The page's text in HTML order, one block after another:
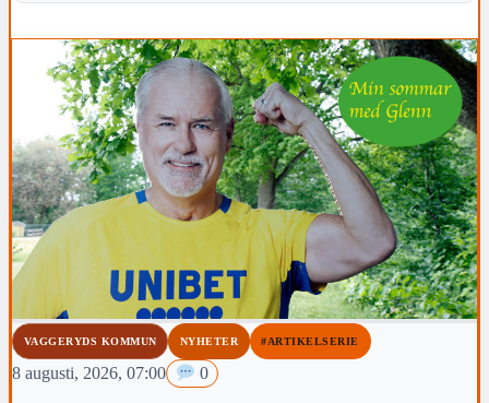
VAGGERYDS KOMMUN NYHETER #ARTIKELSERIE
8 augusti, 2026, 07:00 0